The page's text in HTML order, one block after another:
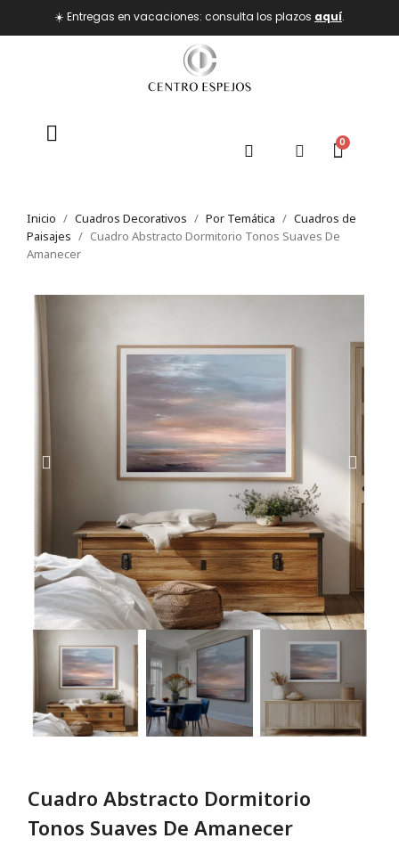
☀️ Entregas en vacaciones: consulta los plazos aquí.
Inicio Cuadros Decorativos Por Temática
Cuadros de
Paisajes
Cuadro Abstracto Dormitorio Tonos Suaves De
Amanecer
Cuadro Abstracto Dormitorio
Tonos Suaves De Amanecer